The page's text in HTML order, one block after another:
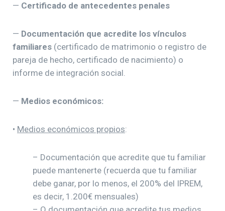
— Certificado de antecedentes penales
— Documentación que acredite los vínculos
familiares (certificado de matrimonio o registro de
pareja de hecho, certificado de nacimiento) o
informe de integración social.
— Medios económicos:
• Medios económicos propios:
– Documentación que acredite que tu familiar
puede mantenerte (recuerda que tu familiar
debe ganar, por lo menos, el 200% del IPREM,
es decir, 1.200€ mensuales)